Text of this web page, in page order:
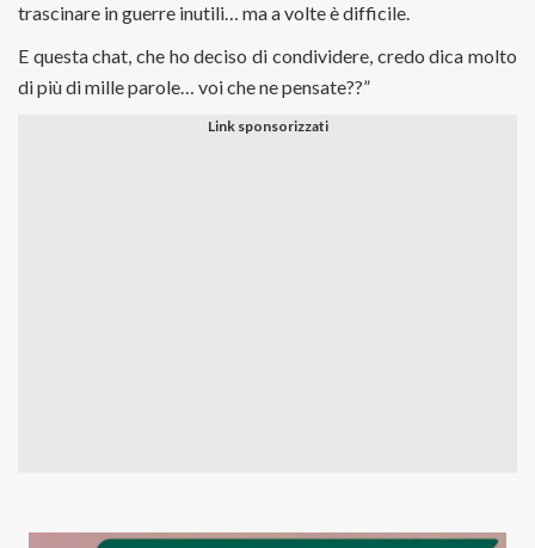
trascinare in guerre inutili… ma a volte è difficile.
E questa chat, che ho deciso di condividere, credo dica molto
di più di mille parole… voi che ne pensate??”